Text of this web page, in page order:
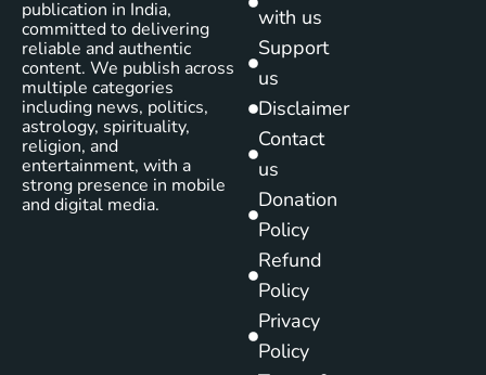
publication in India,
committed to delivering
reliable and authentic
content. We publish across
multiple categories
including news, politics,
astrology, spirituality,
religion, and
entertainment, with a
strong presence in mobile
and digital media.
with us
Support
us
Disclaimer
Contact
us
Donation
Policy
Refund
Policy
Privacy
Policy